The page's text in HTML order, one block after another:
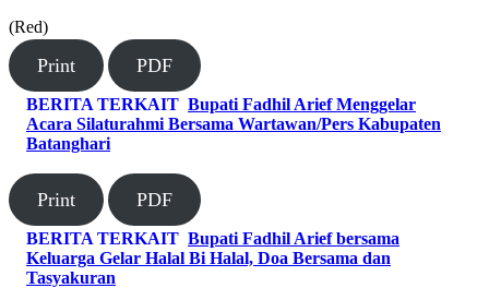
(Red)
Print PDF
BERITA TERKAIT Bupati Fadhil Arief Menggelar
Acara Silaturahmi Bersama Wartawan/Pers Kabupaten
Batanghari
Print PDF
BERITA TERKAIT Bupati Fadhil Arief bersama
Keluarga Gelar Halal Bi Halal, Doa Bersama dan
Tasyakuran